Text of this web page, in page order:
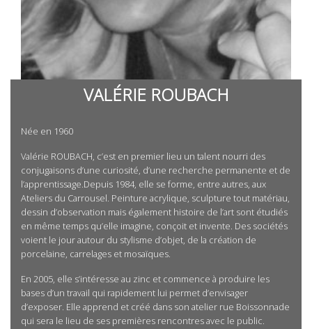
VALÉRIE ROUBACH
Née en 1960
Valérie ROUBACH, c’est en premier lieu un talent nourri des
conjugaisons d’une curiosité, d’une recherche permanente et de
l’apprentissage.Depuis 1984, elle se forme, entre autres, aux
Ateliers du Carrousel. Peinture acrylique, sculpture tout matériau,
dessin d’observation mais également histoire de l’art sont étudiés
en même temps qu’elle imagine, conçoit et invente. Des sociétés
voient le jour autour du stylisme d’objet, de la création de
porcelaine, carrelages et mosaïques.
En 2005, elle s’intéresse au zinc et commence à produire les
bases d’un travail qui rapidement lui permet d’envisager
d’exposer. Elle apprend et créé dans son atelier rue Boissonnade
qui sera le lieu de ses premières rencontres avec le public.